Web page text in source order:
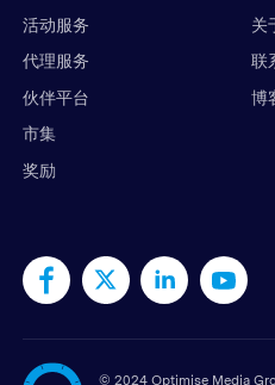
活动服务
代理服务
伙伴平台
市集
奖励
关
联
博
© 2024 Optimise Media